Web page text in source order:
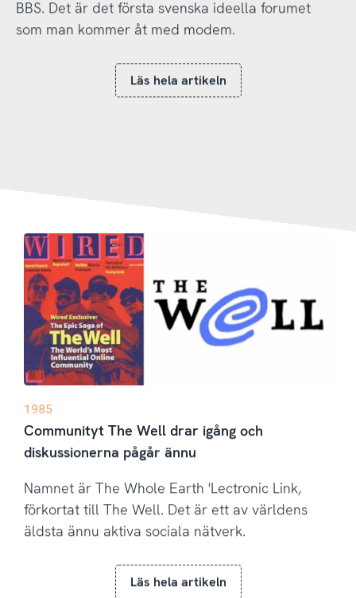
BBS. Det är det första svenska ideella forumet
som man kommer åt med modem.
Läs hela artikeln
1985
Communityt The Well drar igång och
diskussionerna pågår ännu
Namnet är The Whole Earth 'Lectronic Link,
förkortat till The Well. Det är ett av världens
äldsta ännu aktiva sociala nätverk.
Läs hela artikeln